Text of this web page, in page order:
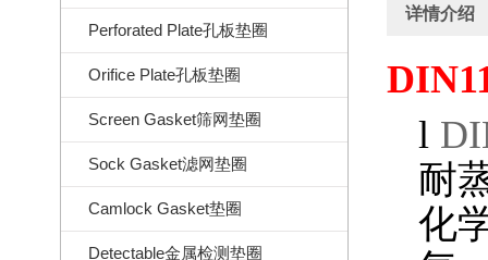
Perforated Plate孔板垫圈
Orifice Plate孔板垫圈
Screen Gasket筛网垫圈
Sock Gasket滤网垫圈
Camlock Gasket垫圈
Detectable金属检测垫圈
详情介绍
l
耐
化